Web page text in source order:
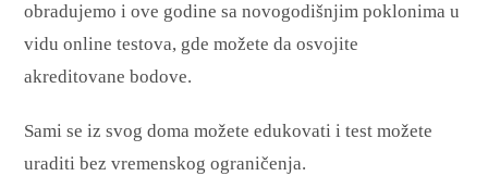
obradujemo i ove godine sa novogodišnjim poklonima u
vidu online testova, gde možete da osvojite
akreditovane bodove.
Sami se iz svog doma možete edukovati i test možete
uraditi bez vremenskog ograničenja.